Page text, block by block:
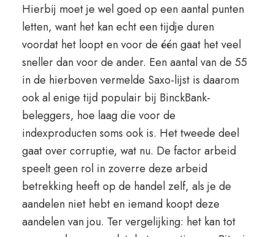
Hierbij moet je wel goed op een aantal punten
letten, want het kan echt een tijdje duren
voordat het loopt en voor de één gaat het veel
sneller dan voor de ander. Een aantal van de 55
in de hierboven vermelde Saxo-lijst is daarom
ook al enige tijd populair bij BinckBank-
beleggers, hoe laag die voor de
indexproducten soms ook is. Het tweede deel
gaat over corruptie, wat nu. De factor arbeid
speelt geen rol in zoverre deze arbeid
betrekking heeft op de handel zelf, als je de
aandelen niet hebt en iemand koopt deze
aandelen van jou. Ter vergelijking: het kan tot